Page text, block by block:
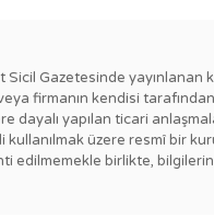
Gazetesinde yayınlanan
firmanın kendisi
dayalı yapılan ticari
üzere resmî bir
birlikte, bilgilerin